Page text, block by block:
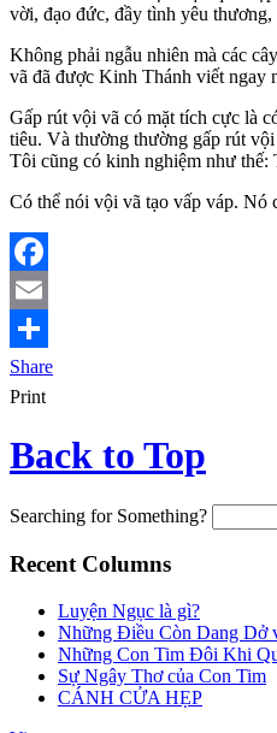
vời, đạo đức, đầy tình yêu
Không phải ngẫu nhiên mà các
vã đã được Kinh Thánh viết ngay
Gấp rút vội vã có mặt tích cực là
tiêu. Và thường thường gấp rút
Tôi cũng có kinh nghiệm như thế:
Có thể nói vội vã tạo vấp váp. Nó
Facebook
Email
Share
Print
Back to Top
Searching for Something?
Recent Columns
Luyện Ngục là gì?
Những Điều Còn Dang Dở
Những Con Tim Đôi Khi
Sự Ngây Thơ của Con Tim
CÁNH CỬA HẸP